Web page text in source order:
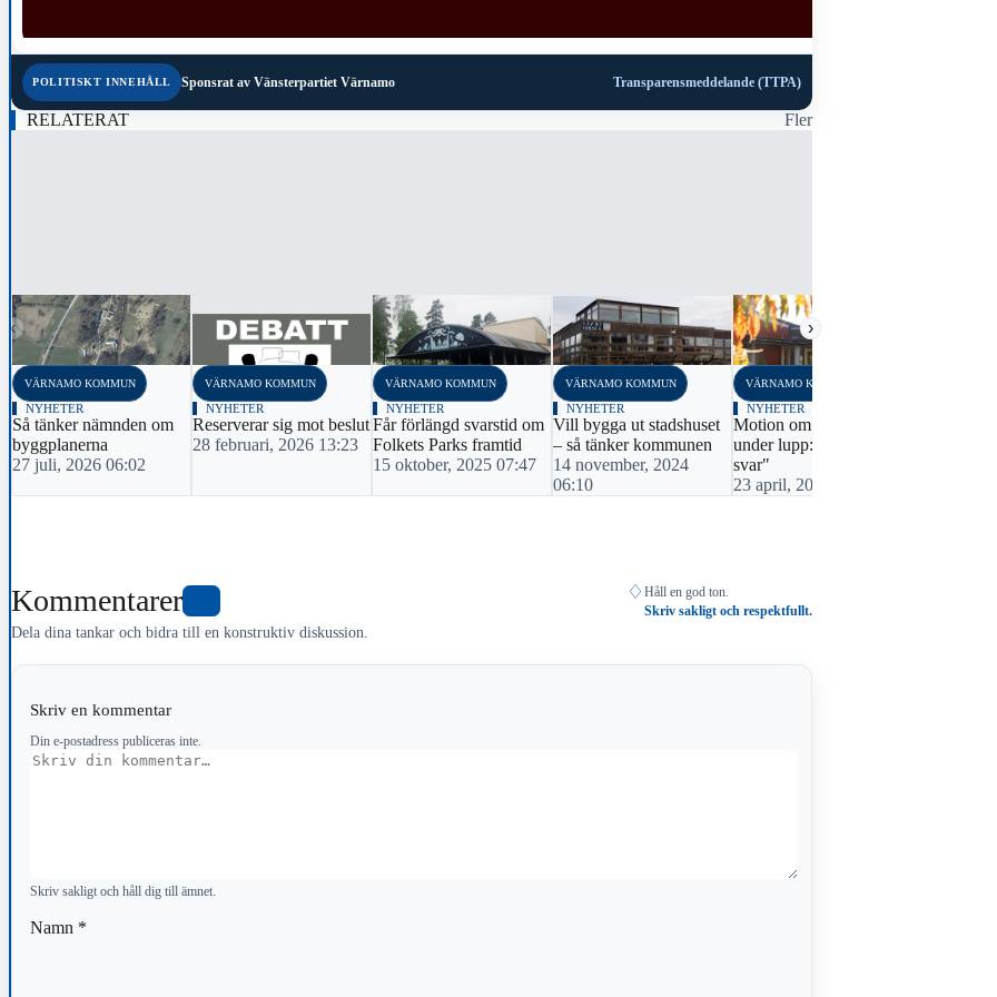
POLITISKT INNEHÅLL Sponsrat av Vänsterpartiet Värnamo Transparensmeddelande (TTPA)
RELATERAT Fler
‹ ›
VÄRNAMO KOMMUN
NYHETER
Så tänker nämnden om
byggplanerna
27 juli, 2026 06:02
VÄRNAMO KOMMUN
NYHETER
Reserverar sig mot beslut
28 februari, 2026 13:23
VÄRNAMO KOMMUN
NYHETER
Får förlängd svarstid om
Folkets Parks framtid
15 oktober, 2025 07:47
VÄRNAMO KOMMUN
NYHETER
Vill bygga ut stadshuset
– så tänker kommunen
14 november, 2024
06:10
VÄRNAMO KOMMUN
NYHETER
Motion om fritidsgårdar
under lupp: "Det saknas
svar"
23 april, 2024 07:21
Kommentarer
Dela dina tankar och bidra till en konstruktiv diskussion.
♢ Håll en god ton.
Skriv sakligt och respektfullt.
Skriv en kommentar
Din e-postadress publiceras inte.
Kommentar
Skriv sakligt och håll dig till ämnet.
Namn *